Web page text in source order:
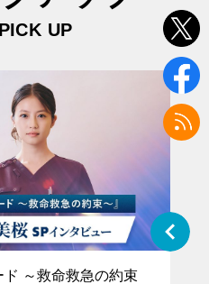
PICK UP
ド ～救命救急の約束